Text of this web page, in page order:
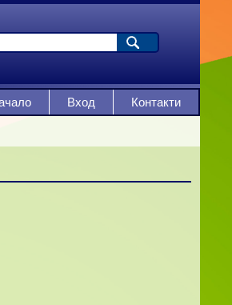
Вход Контакти